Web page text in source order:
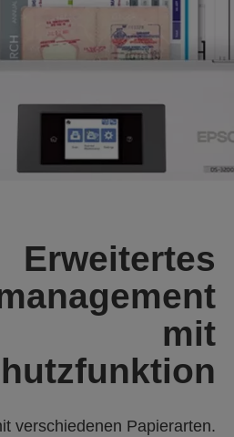
Erweitertes
mit
verschiedenen Papierarten.